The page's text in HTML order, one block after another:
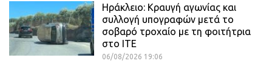
Ηράκλειο: Κραυγή αγωνίας και
συλλογή υπογραφών μετά το
σοβαρό τροχαίο με τη φοιτήτρια
στο ΙΤΕ
06/08/2026 19:06